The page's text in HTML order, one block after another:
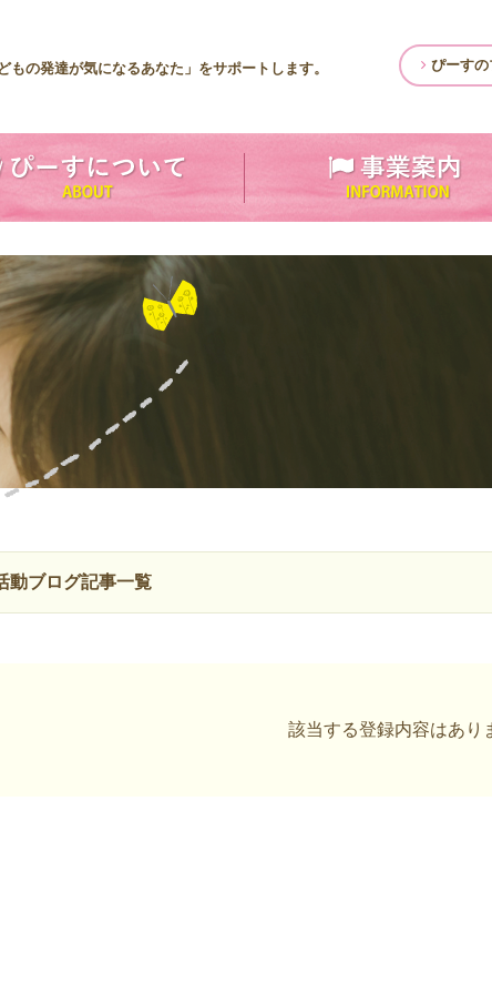
もの発達が気になるあなた」をサポートします。 ぴーすの
動ブログ記事一覧
該当する登録内容はあり